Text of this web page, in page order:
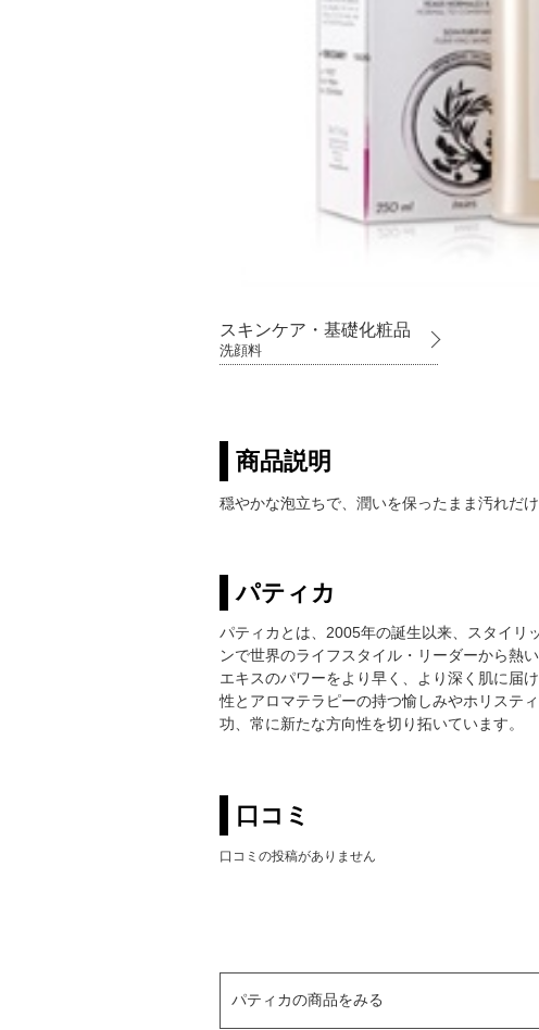
スキンケア・基礎化粧品
洗顔料
商品説明
穏やかな泡立ちで、潤いを保ったまま汚れだ
パティカ
パティカとは、2005年の誕生以来、スタイリ
ンで世界のライフスタイル・リーダーから熱
エキスのパワーをより早く、より深く肌に届
性とアロマテラピーの持つ愉しみやホリステ
功、常に新たな方向性を切り拓いています。
口コミ
口コミの投稿がありません
パティカの商品をみる